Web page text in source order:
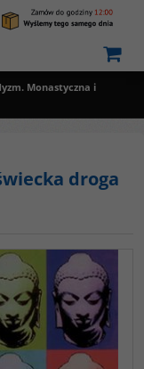
Monastyczna i
droga